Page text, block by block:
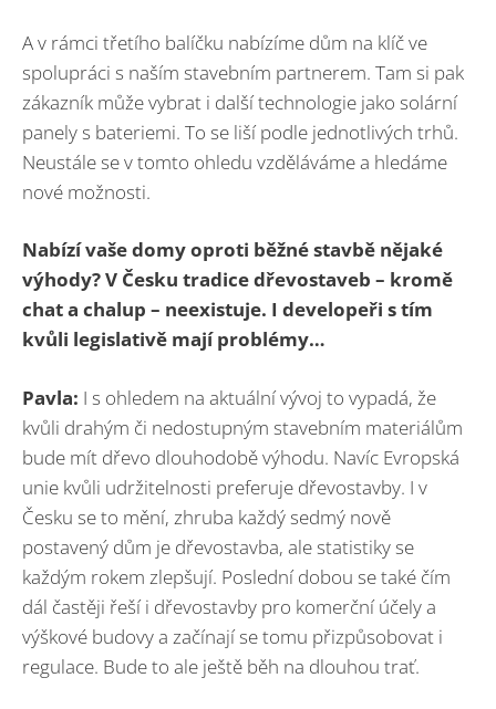
A v rámci třetího balíčku nabízíme dům na klíč ve
spolupráci s naším stavebním partnerem. Tam si pak
zákazník může vybrat i další technologie jako solární
panely s bateriemi. To se liší podle jednotlivých trhů.
Neustále se v tomto ohledu vzděláváme a hledáme
nové možnosti.
Nabízí vaše domy oproti běžné stavbě nějaké
výhody? V Česku tradice dřevostaveb – kromě
chat a chalup – neexistuje. I developeři s tím
kvůli legislativě mají problémy…
Pavla: I s ohledem na aktuální vývoj to vypadá, že
kvůli drahým či nedostupným stavebním materiálům
bude mít dřevo dlouhodobě výhodu. Navíc Evropská
unie kvůli udržitelnosti preferuje dřevostavby. I v
Česku se to mění, zhruba každý sedmý nově
postavený dům je dřevostavba, ale statistiky se
každým rokem zlepšují. Poslední dobou se také čím
dál častěji řeší i dřevostavby pro komerční účely a
výškové budovy a začínají se tomu přizpůsobovat i
regulace. Bude to ale ještě běh na dlouhou trať.